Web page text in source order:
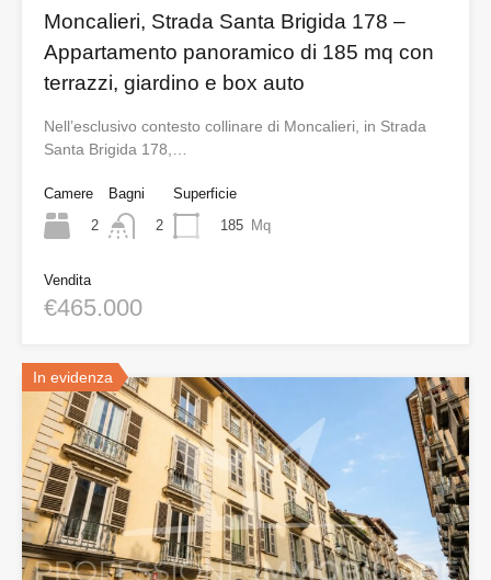
Moncalieri, Strada Santa Brigida 178 –
Appartamento panoramico di 185 mq con
terrazzi, giardino e box auto
Nell’esclusivo contesto collinare di Moncalieri, in Strada
Santa Brigida 178,…
Camere
2
Bagni
2
Superficie
185 Mq
Vendita
€465.000
In evidenza